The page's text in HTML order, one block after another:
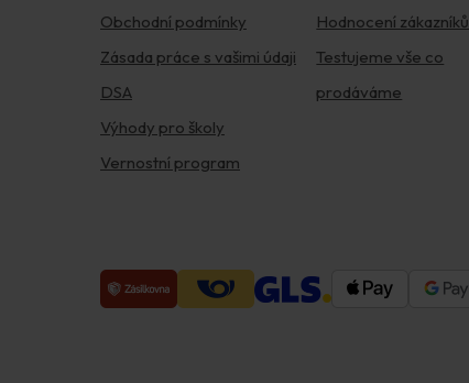
Obchodní podmínky
Zásada práce s vašimi údaji
DSA
Výhody pro školy
Vernostní program
Hodnocení zákazníků
Testujeme vše co
prodáváme